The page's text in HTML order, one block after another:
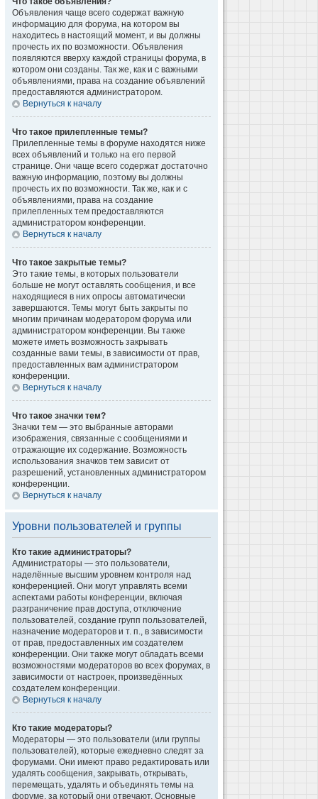
Объявления чаще всего содержат важную
информацию для форума, на котором вы
находитесь в настоящий момент, и вы должны
прочесть их по возможности. Объявления
появляются вверху каждой страницы форума, в
котором они созданы. Так же, как и с важными
объявлениями, права на создание объявлений
предоставляются администратором.
Вернуться к началу
Что такое прилепленные темы?
Прилепленные темы в форуме находятся ниже
всех объявлений и только на его первой
странице. Они чаще всего содержат достаточно
важную информацию, поэтому вы должны
прочесть их по возможности. Так же, как и с
объявлениями, права на создание
прилепленных тем предоставляются
администратором конференции.
Вернуться к началу
Что такое закрытые темы?
Это такие темы, в которых пользователи
больше не могут оставлять сообщения, и все
находящиеся в них опросы автоматически
завершаются. Темы могут быть закрыты по
многим причинам модератором форума или
администратором конференции. Вы также
можете иметь возможность закрывать
созданные вами темы, в зависимости от прав,
предоставленных вам администратором
конференции.
Вернуться к началу
Что такое значки тем?
Значки тем — это выбранные авторами
изображения, связанные с сообщениями и
отражающие их содержание. Возможность
использования значков тем зависит от
разрешений, установленных администратором
конференции.
Вернуться к началу
Уровни пользователей и группы
Кто такие администраторы?
Администраторы — это пользователи,
наделённые высшим уровнем контроля над
конференцией. Они могут управлять всеми
аспектами работы конференции, включая
разграничение прав доступа, отключение
пользователей, создание групп пользователей,
назначение модераторов и т. п., в зависимости
от прав, предоставленных им создателем
конференции. Они также могут обладать всеми
возможностями модераторов во всех форумах, в
зависимости от настроек, произведённых
создателем конференции.
Вернуться к началу
Кто такие модераторы?
Модераторы — это пользователи (или группы
пользователей), которые ежедневно следят за
форумами. Они имеют право редактировать или
удалять сообщения, закрывать, открывать,
перемещать, удалять и объединять темы на
форуме, за который они отвечают. Основные